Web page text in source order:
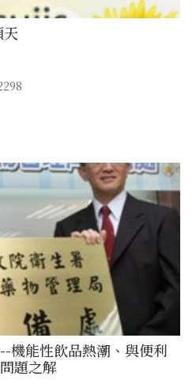
天
機能性飲品熱潮、與便利
題之解